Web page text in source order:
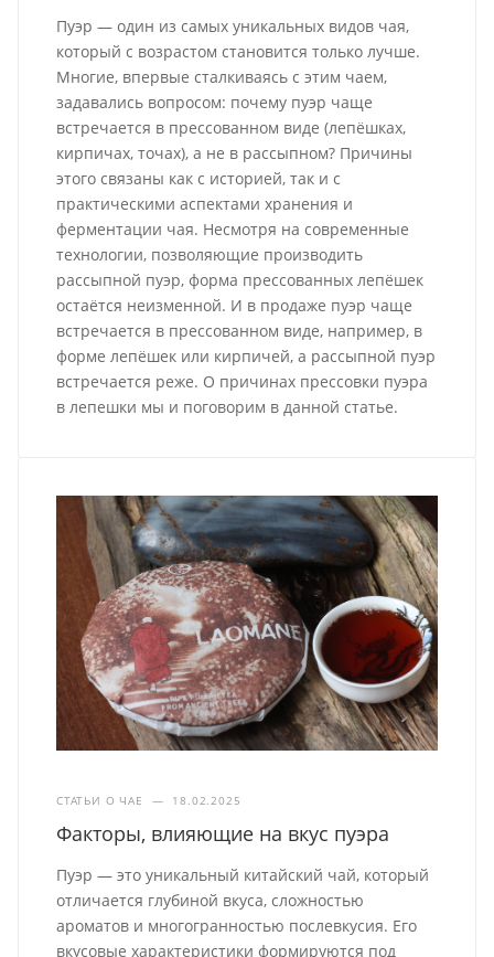
Пуэр — один из самых уникальных видов чая,
который с возрастом становится только лучше.
Многие, впервые сталкиваясь с этим чаем,
задавались вопросом: почему пуэр чаще
встречается в прессованном виде (лепёшках,
кирпичах, точах), а не в рассыпном? Причины
этого связаны как с историей, так и с
практическими аспектами хранения и
ферментации чая. Несмотря на современные
технологии, позволяющие производить
рассыпной пуэр, форма прессованных лепёшек
остаётся неизменной. И в продаже пуэр чаще
встречается в прессованном виде, например, в
форме лепёшек или кирпичей, а рассыпной пуэр
встречается реже. О причинах прессовки пуэра
в лепешки мы и поговорим в данной статье.
СТАТЬИ О ЧАЕ — 18.02.2025
Факторы, влияющие на вкус пуэра
Пуэр — это уникальный китайский чай, который
отличается глубиной вкуса, сложностью
ароматов и многогранностью послевкусия. Его
вкусовые характеристики формируются под